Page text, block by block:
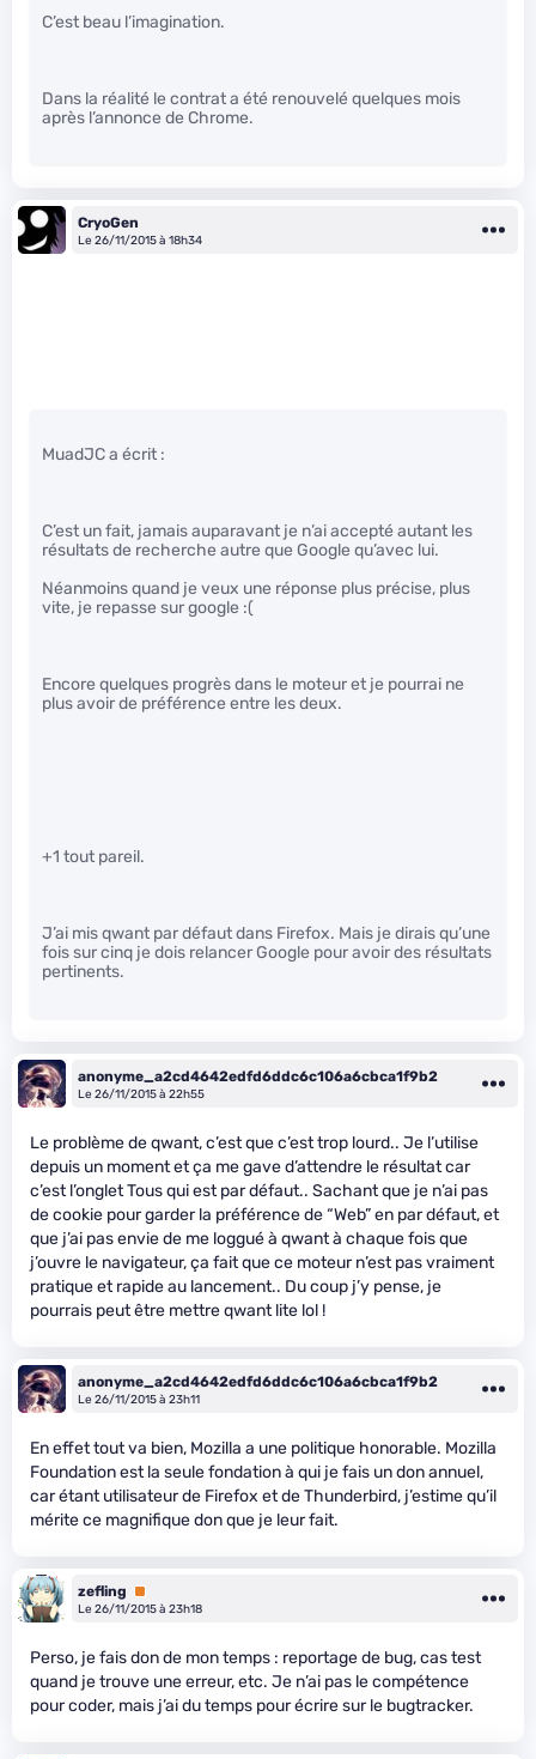
C’est beau l’imagination.
Dans la réalité le contrat a été renouvelé quelques mois
après l’annonce de Chrome.
CryoGen
Le 26/11/2015 à 18h34
MuadJC a écrit :
C’est un fait, jamais auparavant je n’ai accepté autant les
résultats de recherche autre que Google qu’avec lui.
Néanmoins quand je veux une réponse plus précise, plus
vite, je repasse sur google :(
Encore quelques progrès dans le moteur et je pourrai ne
plus avoir de préférence entre les deux.
+1 tout pareil.
J’ai mis qwant par défaut dans Firefox. Mais je dirais qu’une
fois sur cinq je dois relancer Google pour avoir des résultats
pertinents.
anonyme_a2cd4642edfd6ddc6c106a6cbca1f9b2
Le 26/11/2015 à 22h55
Le problème de qwant, c’est que c’est trop lourd.. Je l’utilise
depuis un moment et ça me gave d’attendre le résultat car
c’est l’onglet Tous qui est par défaut.. Sachant que je n’ai pas
de cookie pour garder la préférence de “Web” en par défaut, et
que j’ai pas envie de me loggué à qwant à chaque fois que
j’ouvre le navigateur, ça fait que ce moteur n’est pas vraiment
pratique et rapide au lancement.. Du coup j’y pense, je
pourrais peut être mettre qwant lite lol !
anonyme_a2cd4642edfd6ddc6c106a6cbca1f9b2
Le 26/11/2015 à 23h11
En effet tout va bien, Mozilla a une politique honorable. Mozilla
Foundation est la seule fondation à qui je fais un don annuel,
car étant utilisateur de Firefox et de Thunderbird, j’estime qu’il
mérite ce magnifique don que je leur fait.
zefling
Premium
Le 26/11/2015 à 23h18
Perso, je fais don de mon temps : reportage de bug, cas test
quand je trouve une erreur, etc. Je n’ai pas le compétence
pour coder, mais j’ai du temps pour écrire sur le bugtracker.